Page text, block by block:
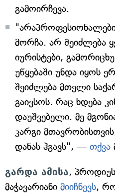
გამოირჩევა.
მორჩა. არ შეიძლება
იურისტები,
უწყებაში უნდა იყოს
შეიძლება მთელი
გაივსოს. რაც ხდება
დაუშვებელი. მე
კარგი
დანას ჰგავს", — თქვა
გარდა ამისა,
მაჭავარიანი მიიჩნევს,